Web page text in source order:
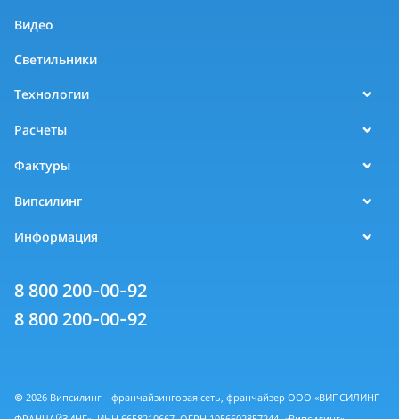
Видео
Светильники
Технологии
Расчеты
Фактуры
Випсилинг
Информация
8 800 200-00-92
8 800 200-00-92
© 2026 Випсилинг - франчайзинговая сеть, франчайзер ООО «ВИПСИЛИНГ